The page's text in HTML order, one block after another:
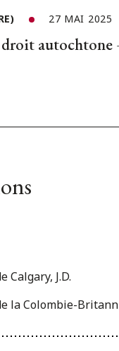
27 MAI 2025
droit autochtone
Calgary, J.D.
la Colombie-